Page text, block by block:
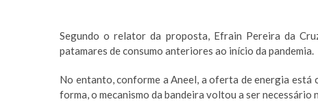
Segundo o relator da proposta, Efrain Pereira da
patamares de consumo anteriores ao início da pandemia.
No entanto, conforme a Aneel, a oferta de energia
forma, o mecanismo da bandeira voltou a ser